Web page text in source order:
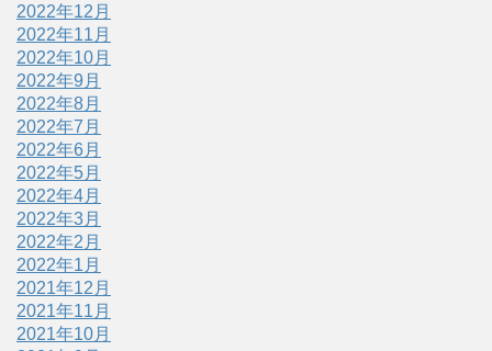
2022年12月
2022年11月
2022年10月
2022年9月
2022年8月
2022年7月
2022年6月
2022年5月
2022年4月
2022年3月
2022年2月
2022年1月
2021年12月
2021年11月
2021年10月